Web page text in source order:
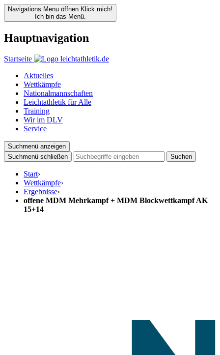
Navigations Menu öffnen Klick mich!
Ich bin das Menü.
Hauptnavigation
Startseite
Aktuelles
Wettkämpfe
Nationalmannschaften
Leichtathletik für Alle
Training
Wir im DLV
Service
Suchmenü anzeigen
Suchmenü schließen
Suchen
Start›
Wettkämpfe›
Ergebnisse›
offene MDM Mehrkampf + MDM Blockwettkampf AK
15+14